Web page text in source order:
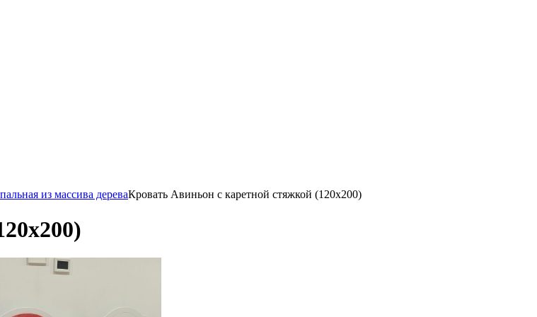
из массива дереваКровать Авиньон с каретной стяжкой (120х200)